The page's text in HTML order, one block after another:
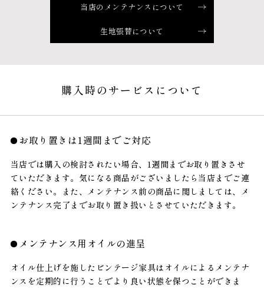
当店のメンテナンスについて
生地張替について
購入時のサービスについて
お取り置きは1週間までご対応
当店では購入の検討されたい場合、1週間までお取り置きさせ
ていただきます。気になる商品がございましたら当店までご連
絡ください。また、メンテナンス前の商品に関しましては、メ
ンテナンス完了までお取り置き扱いとさせていただきます。
メンテナンス用オイルの進呈
オイル仕上げを施したビンテージ家具はオイルによるメンテナ
ンスを定期的に行うことでより良い状態を保つことができま